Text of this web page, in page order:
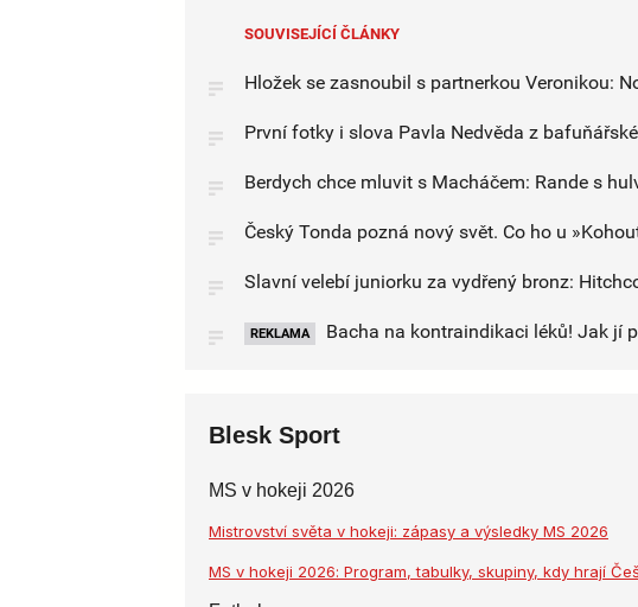
SOUVISEJÍCÍ ČLÁNKY
Hložek se zasnoubil s partnerkou Veronikou:
První fotky i slova Pavla Nedvěda z
Berdych chce mluvit s Macháčem: Rande s
Český Tonda pozná nový svět. Co ho u
Slavní velebí juniorku za vydřený bronz:
REKLAMA Bacha na kontraindikaci léků! Jak jí
Blesk Sport
MS v hokeji 2026
Mistrovství světa v hokeji: zápasy a výsledky MS 2026
MS v hokeji 2026: Program, tabulky, skupiny, kdy hrají